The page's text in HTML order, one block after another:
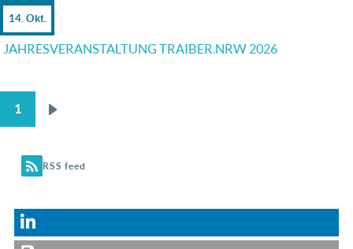
14. Okt.
JAHRESVERANSTALTUNG TRAIBER.NRW 2026
1
RSS feed